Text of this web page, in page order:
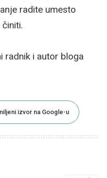
radite umesto
radnik i autor bloga
izvor na Google-u